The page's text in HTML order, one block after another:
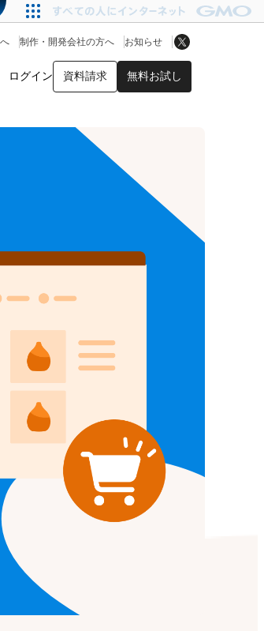
ログイン 資料請求 無料お試し
制作・開発会社の方へ お知らせ
プリストア